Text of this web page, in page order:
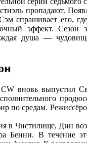
пропадают.
спрашивает его,
эффект. Сезон
душа —
вновь выпустил
по средам.
в Чистилище, Дин
Бенни. В течение